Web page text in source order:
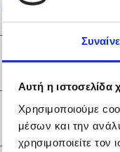
Αυτή η ιστοσελίδα
Χρησιμοποιούμε
μέσων και την
χρησιμοποιείτε